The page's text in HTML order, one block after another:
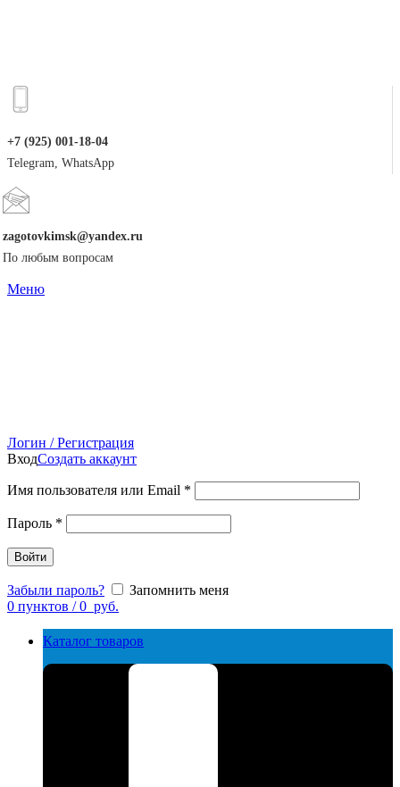
+7 (925) 001-18-04
Telegram, WhatsApp
zagotovkimsk@yandex.ru
По любым вопросам
Меню
Логин / Регистрация
ВходСоздать аккаунт
Имя пользователя или Email *
Пароль *
Войти
Забыли пароль?
Запомнить меня
0 пунктов / 0 руб.
Каталог товаров